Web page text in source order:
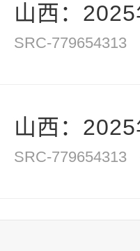
山西：
SRC-779654313
山西：
SRC-779654313